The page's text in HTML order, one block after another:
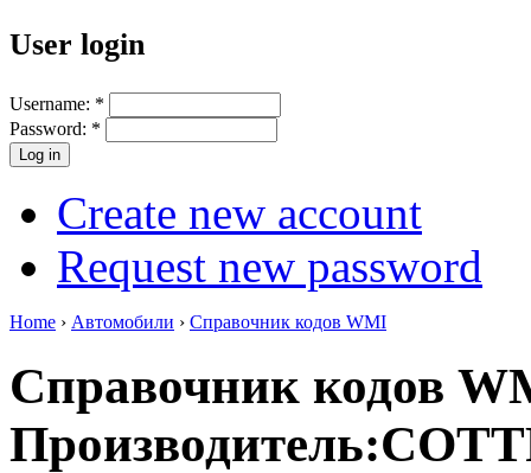
User login
Username: *
Password: *
Create new account
Request new password
Home › Автомобили › Справочник кодов WMI
Справочник кодов